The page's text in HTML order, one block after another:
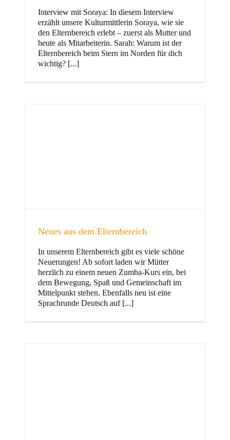
und Familie
Kinder
Interview mit Soraya: In diesem Interview
erzählt unsere Kulturmittlerin Soraya, wie sie
den Elternbereich erlebt – zuerst als Mutter und
heute als Mitarbeiterin. Sarah: Warum ist der
Elternbereich beim Stern im Norden für dich
wichtig? [...]
Neues aus dem Elternbereich
In unserem Elternbereich gibt es viele schöne
Neuerungen! Ab sofort laden wir Mütter
herzlich zu einem neuen Zumba-Kurs ein, bei
dem Bewegung, Spaß und Gemeinschaft im
Mittelpunkt stehen. Ebenfalls neu ist eine
Sprachrunde Deutsch auf [...]